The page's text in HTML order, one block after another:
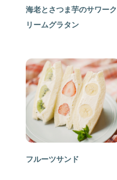
海老とさつま芋のサワーク
リームグラタン
フルーツサンド